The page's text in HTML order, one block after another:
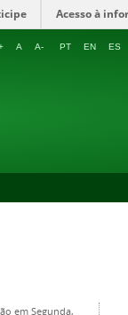
Acesso à
A A- PT EN ES
em Segunda,